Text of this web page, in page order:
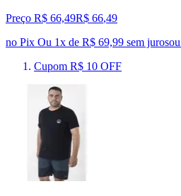
Preço R$ 66,49R$ 66,49
no Pix Ou 1x de R$ 69,99 sem jurosou
Cupom R$ 10 OFF